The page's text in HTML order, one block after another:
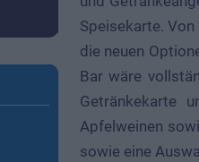
Speisekarte.
die neuen
Bar wäre
Getränkekarte
Apfelweinen
sowie eine